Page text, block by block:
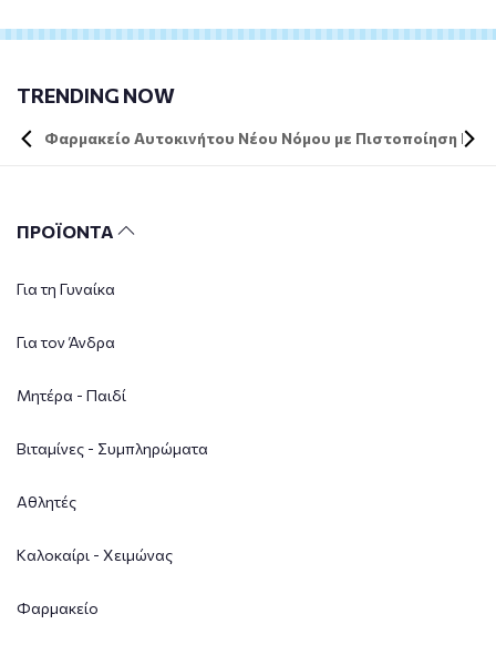
TRENDING NOW
Φαρμακείο Αυτοκινήτου Νέου Νόμου με Πιστοποίηση DIN
ΠΡΟΪΟΝΤΑ
Για τη Γυναίκα
Για τον Άνδρα
Μητέρα - Παιδί
Βιταμίνες - Συμπληρώματα
Αθλητές
Καλοκαίρι - Χειμώνας
Φαρμακείο